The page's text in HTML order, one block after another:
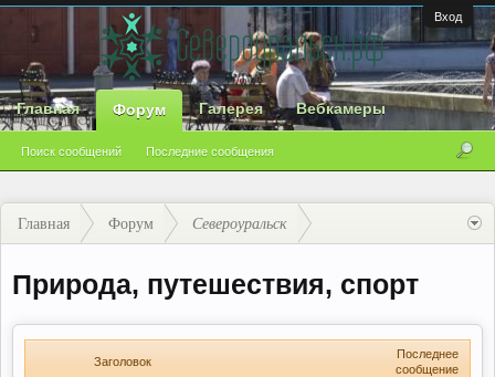
Вход
Главная Форум
Поиск сообщений Последние сообщения
Галерея Вебкамеры
Главная Форум Североуральск
Природа, путешествия, спорт
Заголовок
Последнее
сообщение